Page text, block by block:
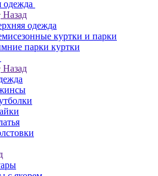
одежда
Назад
одежда
куртки и парки
парки куртки
Назад